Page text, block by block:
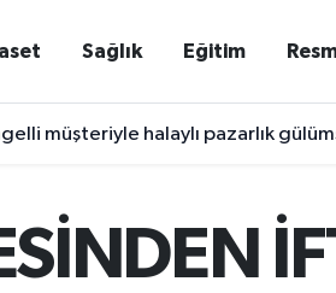
Sağlık Eğitim
müşteriyle halaylı pazarlık